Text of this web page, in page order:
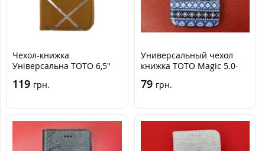
Чехол-книжка
Універсальна TOTO 6,5"
119 грн.
Универсальный чехол
книжка TOTO Magic 5.0-
79 грн.